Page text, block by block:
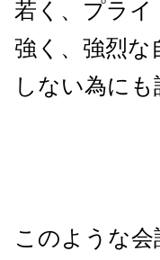
若く、プラ
強く、強烈な
しない為に
このような